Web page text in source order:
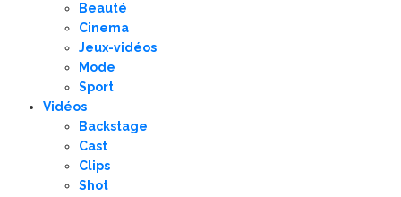
Beauté
Cinema
Jeux-vidéos
Mode
Sport
Vidéos
Backstage
Cast
Clips
Shot